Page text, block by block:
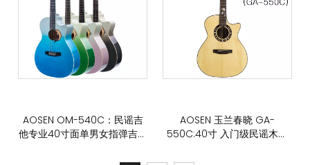
AOSEN OM-540C：民谣吉
他专业40寸面单男女指弹吉他
AOSEN 玉兰春晓 GA-
550C:40寸 入门级民谣木吉